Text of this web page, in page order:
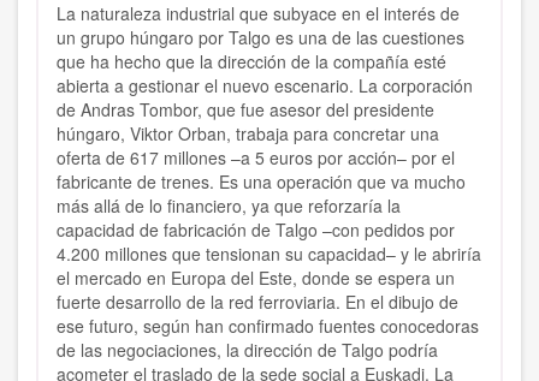
La naturaleza industrial que subyace en el interés de
un grupo húngaro por Talgo es una de las cuestiones
que ha hecho que la dirección de la compañía esté
abierta a gestionar el nuevo escenario. La corporación
de Andras Tombor, que fue asesor del presidente
húngaro, Viktor Orban, trabaja para concretar una
oferta de 617 millones –a 5 euros por acción– por el
fabricante de trenes. Es una operación que va mucho
más allá de lo financiero, ya que reforzaría la
capacidad de fabricación de Talgo –con pedidos por
4.200 millones que tensionan su capacidad– y le abriría
el mercado en Europa del Este, donde se espera un
fuerte desarrollo de la red ferroviaria. En el dibujo de
ese futuro, según han confirmado fuentes conocedoras
de las negociaciones, la dirección de Talgo podría
acometer el traslado de la sede social a Euskadi. La